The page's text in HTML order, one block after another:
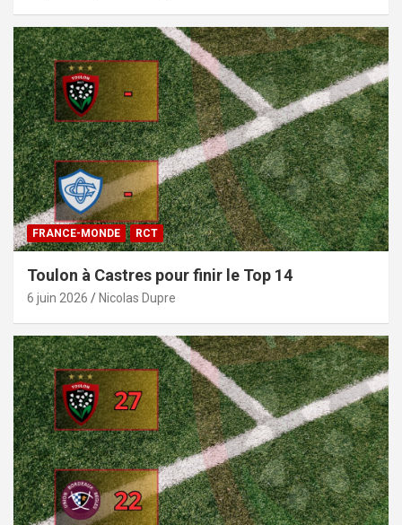
FRANCE-MONDE RCT
Toulon à Castres pour finir le Top 14
6 juin 2026 Nicolas Dupre